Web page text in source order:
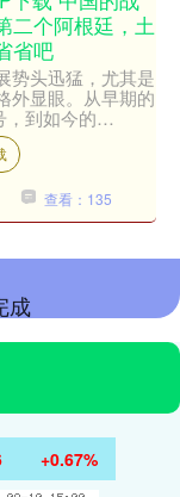
二个阿根廷，土
省吧
势头迅猛，尤其是
外显眼。从早期的
，到如今的
合作研发的枭
计....
查看：135
成
+0.67%